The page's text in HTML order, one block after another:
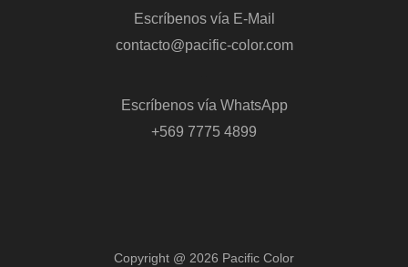
Escríbenos vía E-Mail
contacto@pacific-color.com
Escríbenos vía WhatsApp
+569 7775 4899
Copyright @ 2026 Pacific Color